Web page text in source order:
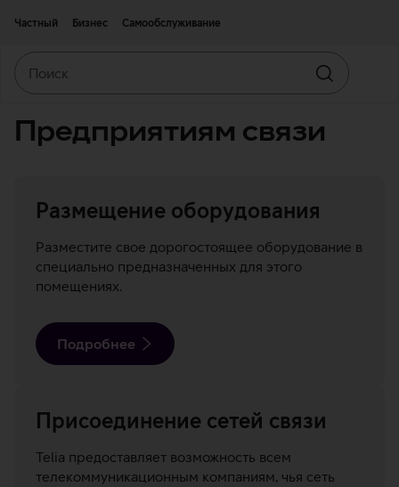
Частный
Бизнес Самообслуживание
Искать
Предприятиям связи
Размещение оборудования
Разместите свое дорогостоящее оборудование в
специально предназначенных для этого
помещениях.
Подробнее
Присоединение сетей связи
Telia предоставляет возможность всем
телекоммуникационным компаниям, чья сеть